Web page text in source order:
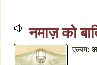
नमाज़ को
एल्बम: